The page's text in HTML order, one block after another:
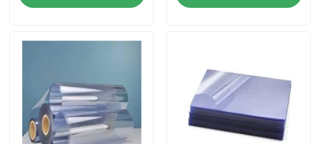
Produkte
Über uns